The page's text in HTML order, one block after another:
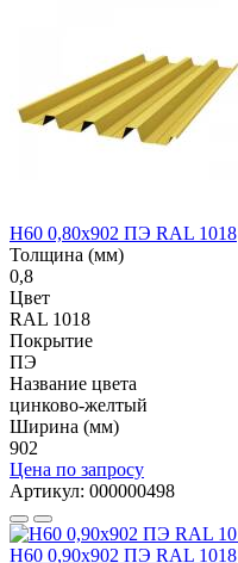
Н60 0,80x902 ПЭ RAL 1018
Толщина (мм)
0,8
Цвет
RAL 1018
Покрытие
ПЭ
Название цвета
цинково-желтый
Ширина (мм)
902
Цена по запросу
Артикул: 000000498
Н60 0,90x902 ПЭ RAL 1018